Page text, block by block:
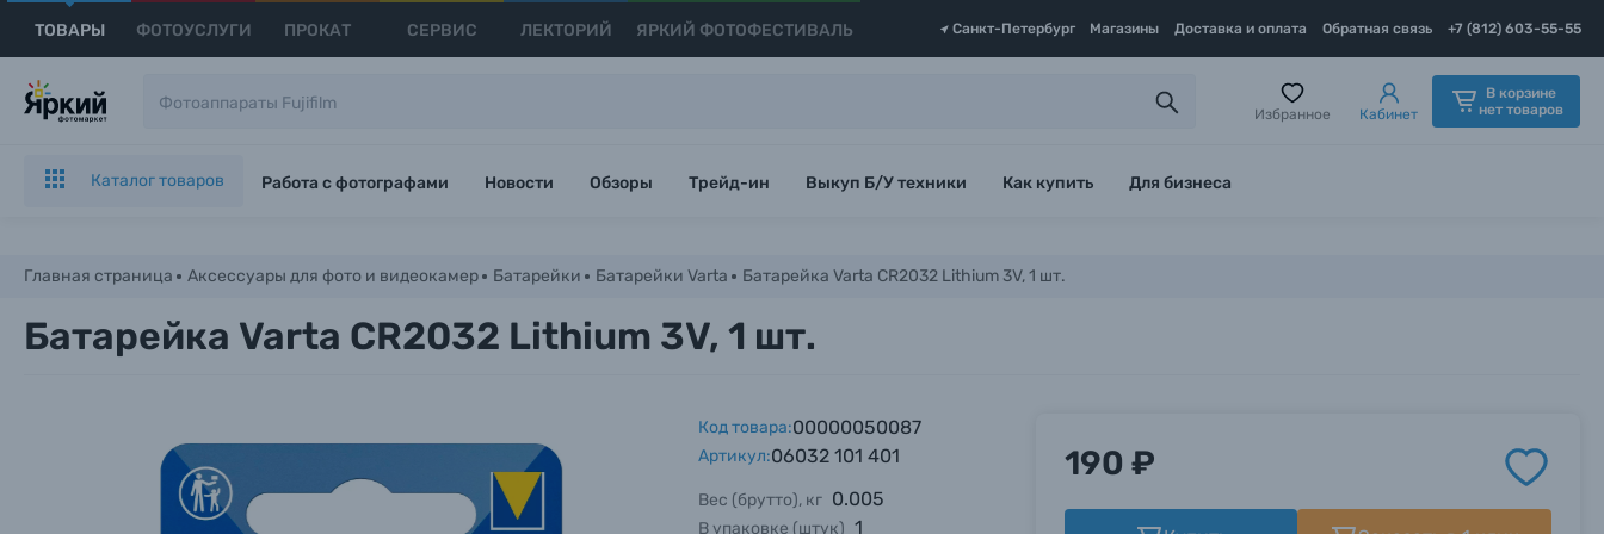
ТОВАРЫ ФОТОУСЛУГИ ПРОКАТ СЕРВИС ЛЕКТОРИЙ ЯРКИЙ ФОТОФЕСТИВАЛЬ Санкт-Петербург Магазины Доставка и оплата Обратная связь +7 (812) 603-55-55
Избранное Кабинет
В корзине
нет товаров
Каталог товаров Работа с фотографами Новости Обзоры Трейд-ин Выкуп Б/У техники Как купить Для бизнеса
Главная страница Аксессуары для фото и видеокамер Батарейки Батарейки Varta Батарейка Varta CR2032 Lithium 3V, 1 шт.
Батарейка Varta CR2032 Lithium 3V, 1 шт.
Код товара:00000050087
Артикул:06032 101 401
Вес (брутто), кг 0.005
В упаковке (штук) 1
190 ₽